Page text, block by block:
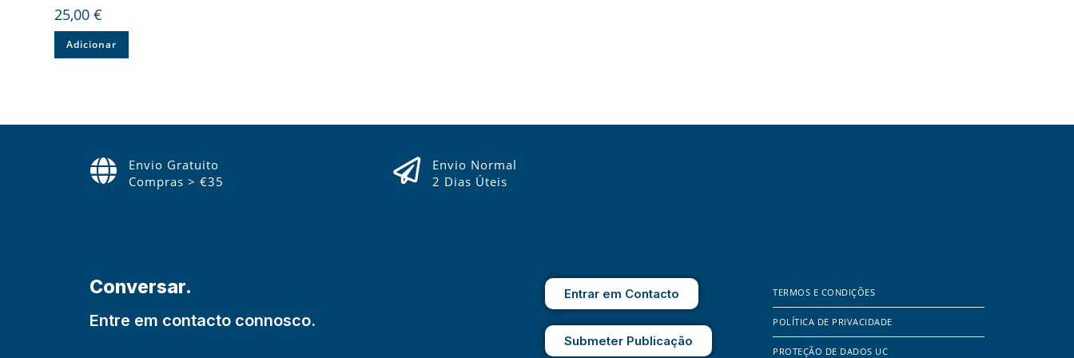
25,00€
Adicionar
Envio Gratuito
Compras > €35
Envio Normal
2 Dias Úteis
Conversar.
Entre em contacto connosco.
Entrar em Contacto
Submeter Publicação
TERMOS E CONDIÇÕES
POLÍTICA DE PRIVACIDADE
PROTEÇÃO DE DADOS UC